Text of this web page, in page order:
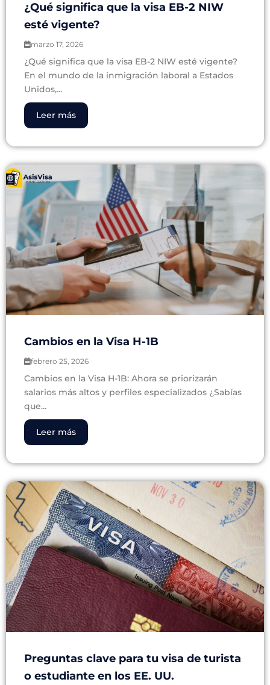
¿Qué significa que la visa EB-2 NIW
esté vigente?
marzo 17, 2026
¿Qué significa que la visa EB-2 NIW esté vigente?
En el mundo de la inmigración laboral a Estados
Unidos,...
Leer más
Cambios en la Visa H-1B
febrero 25, 2026
Cambios en la Visa H-1B: Ahora se priorizarán
salarios más altos y perfiles especializados ¿Sabías
que...
Leer más
Preguntas clave para tu visa de turista
o estudiante en los EE. UU.